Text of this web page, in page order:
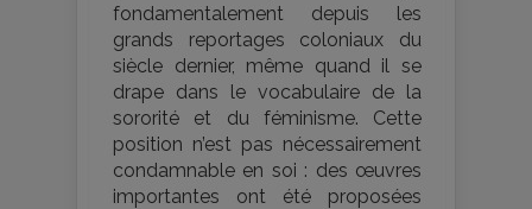
fondamentalement depuis les
grands reportages coloniaux du
siècle dernier, même quand il se
drape dans le vocabulaire de la
sororité et du féminisme. Cette
position n’est pas nécessairement
condamnable en soi : des œuvres
importantes ont été proposées